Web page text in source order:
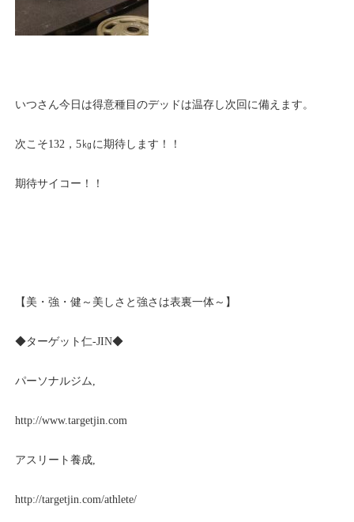
いつさん今日は得意種目のデッドは温存し次回に備えます。
次こそ132，5㎏に期待します！！
期待サイコー！！
【美・強・健～美しさと強さは表裏一体～】
◆ターゲット仁-JIN◆
パーソナルジム,
http://www.targetjin.com
アスリート養成,
http://targetjin.com/athlete/